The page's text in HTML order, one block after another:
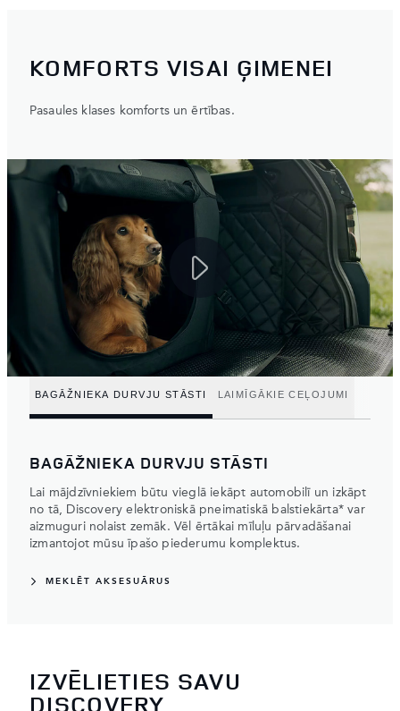
KOMFORTS VISAI ĢIMENEI
Pasaules klases komforts un ērtības.
BAGĀŽNIEKA DURVJU STĀSTI LAIMĪGĀKIE CEĻOJUMI
BAGĀŽNIEKA DURVJU STĀSTI
Lai mājdzīvniekiem būtu vieglā iekāpt automobilī un izkāpt
no tā, Discovery elektroniskā pneimatiskā balstiekārta* var
aizmuguri nolaist zemāk. Vēl ērtākai mīluļu pārvadāšanai
izmantojot mūsu īpašo piederumu komplektus.
MEKLĒT AKSESUĀRUS
IZVĒLIETIES SAVU
DISCOVERY